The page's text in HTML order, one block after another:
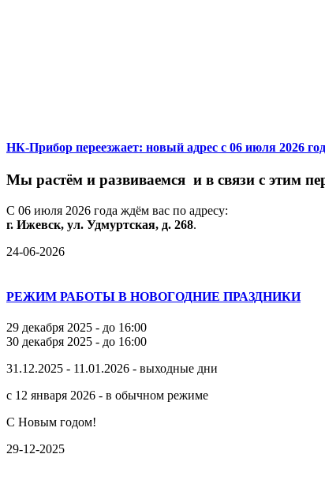
НК-Прибор переезжает: новый адрес с 06 июля 2026
Мы растём и развиваемся и в связи с этим
С 06 июля 2026 года ждём вас по адресу:
г. Ижевск, ул. Удмуртская, д. 268.
24-06-2026
РЕЖИМ РАБОТЫ В НОВОГОДНИЕ ПРАЗДНИКИ
29 декабря 2025 - до 16:00
30 декабря 2025 - до 16:00
31.12.2025 - 11.01.2026 - выходные дни
с 12 января 2026 - в обычном режиме
С Новым годом!
29-12-2025